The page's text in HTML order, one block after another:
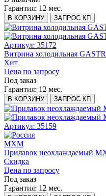
Гарантия: 12 мес.
В КОРЗИНУ ЗАПРОС КП
Артикул: 35172
Витрина холодильная
Хит
Цена по запросу
Под заказ
Гарантия: 12 мес.
В КОРЗИНУ ЗАПРОС КП
Артикул: 35159
МХМ
Прилавок неохлаждаемый
Скидка
Цена по запросу
Под заказ
Гарантия: 12 мес.